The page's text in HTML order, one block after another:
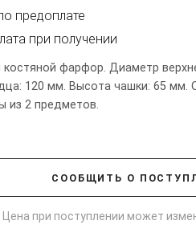
предоплате
при получении
костяной фарфор. Диаметр
120 мм. Высота чашки: 65 мм.
из 2 предметов.
СООБЩИТЬ О
Цена при поступлении может